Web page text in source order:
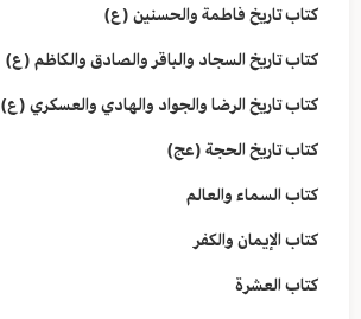
كتاب تاريخ فاطمة والحسنين (ع)
كتاب تاريخ السجاد والباقر والصادق والكاظم (ع)
كتاب تاريخ الرضا والجواد والهادي والعسكري (ع)
كتاب تاريخ الحجة (عج)
كتاب السماء والعالم
كتاب الإيمان والكفر
كتاب العشرة